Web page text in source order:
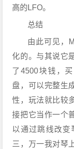
高的LFO。
总结
由此可见，
化的。与其说它
了4500块钱，
盘，可以完整生
性，玩法就比较
接把它当作一个
以通过跳线改变
三，万一我对琴